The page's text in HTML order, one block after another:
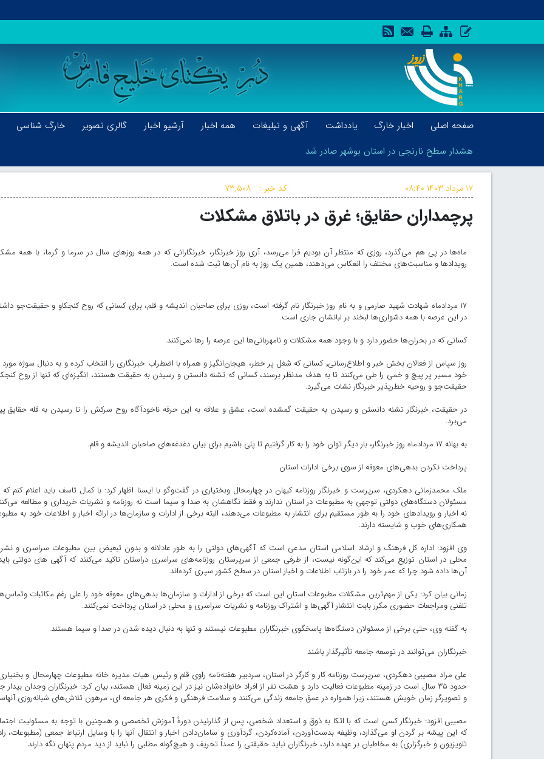
صفحه اصلی اخبار خارگ یادداشت آگهی و تبلیغات همه اخبار آرشیو اخبار گالری تصویر خارگ شناسی
هشدار سطح نارنجی در استان بوشهر صادر شد
هشدار سطح نارنجی در استان بوشهر صادر شد
کد خبر : ۷۳,۵۰۸ ۱۷ مرداد ۱۴۰۳ ۰۸:۴۰
پرچمداران حقایق؛ غرق در باتلاق مشکلات
ماه‌ها در پی هم می‌گذرد، روزی که منتظر آن بودیم فرا می‌رسد، آری روز خبرنگار، خبرنگارانی که در همه روزهای سال در سرما و گرما، با همه
رویدادها و مناسبت‌های مختلف را انعکاس می‌دهند، همین یک روز به نام آن‌ها ثبت شده است.
۱۷ مردادماه شهادت شهید صارمی و به نام روز خبرنگار نام گرفته است، روزی برای صاحبان اندیشه و قلم، برای کسانی که روح کنجکاو و حقیقت‌جو
در این عرصه با همه دشواری‌ها لبخند بر لبانشان جاری است.
کسانی که در بحران‌ها حضور دارد و با وجود همه مشکلات و نامهربانی‌ها این عرصه را رها نمی‌کنند.
روز سپاس از فعالان بخش خبر و اطلاع‌رسانی٬ کسانی که شغل پر خطر، هیجان‌انگیز و همراه با اضطراب خبرنگاری را انتخاب کرده و به دنبال سوژه
خود مسیر پر پیچ و خمی را طی می‌کنند تا به هدف مدنظر برسند، کسانی که تشنه دانستن و رسیدن به حقیقت هستند، انگیزه‌ای که تنها از روح
حقیقت‌جو و روحیه خطرپذیر خبرنگار نشات می‌گیرد.
در حقیقت، خبرنگار تشنه دانستن و رسیدن به حقیقت گمشده است، عشق و علاقه به این حرفه ناخودآگاه روح سرکش را تا رسیدن به قله حقایق
می‌برد.
به بهانه ۱۷ مردادماه روز خبرنگار، بار دیگر توان خود را به کار گرفتیم تا پلی باشیم برای بیان دغدغه‌های صاحبان اندیشه و قلم.
پرداخت نکردن بدهی‌های معوقه از سوی برخی ادارات استان
ملک محمدزمانی دهکردی، سرپرست و خبرنگار روزنامه کیهان در چهارمحال وبختیاری در گفت‌وگو با ایسنا اظهار کرد: با کمال تاسف باید اعلام کنم که
مسئولان دستگاه‌های دولتی توجهی به مطبوعات در استان ندارند و فقط نگاهشان به صدا و سیما است نه روزنامه و نشریات خریداری و مطالعه
نه اخبار و رویدادهای خود را به طور مستقیم برای انتشار به مطبوعات می‌دهند، البته برخی از ادارات و سازمان‌ها در ارائه اخبار و اطلاعات خود به
همکاری‌های خوب و شایسته دارند.
وی افزود: اداره کل فرهنگ و ارشاد اسلامی استان مدعی است که آگهی‌های دولتی را به طور عادلانه و بدون تبعیض بین مطبوعات سراسری و
محلی در استان توزیع می‌کند که این‌گونه نیست، از طرفی جمعی از سرپرستان روزنامه‌های سراسری دراستان تاکید می‌کنند که آگهی های دولتی
آن‌ها داده شود چرا که عمر خود را در بازتاب اطلاعات و اخبار استان در سطح کشور سپری کرده‌اند.
زمانی بیان کرد: یکی از مهم‌ترین مشکلات مطبوعات استان این است که برخی از ادارات و سازمان‌ها بدهی‌های معوقه خود را علی رغم مکاتبات
تلفنی ومراجعات حضوری مکرر بابت انتشار آگهی‌ها و اشتراک روزنامه و نشریات سراسری و محلی در استان پرداخت نمی‌کنند.
به گفته وی، حتی برخی از مسئولان دستگاه‌ها پاسخگوی خبرنگاران مطبوعات نیستند و تنها به دنبال دیده شدن در صدا و سیما هستند.
خبرنگاران می‌توانند در توسعه جامعه تأثیرگذار باشند
علی مراد مصیبی دهکردی، سرپرست روزنامه کار و کارگر در استان، سردبیر هفته‌نامه راوی قلم و رئیس هیات مدیره خانه مطبوعات چهارمحال و
حدود ۳۵ سال است در زمینه مطبوعات فعالیت دارد و هشت نفر از افراد خانواده‌شان نیز در این زمینه فعال هستند، بیان کرد: خبرنگاران وجدان بیدار
و تصویرگر زمان خویش هستند، زیرا همواره در عمق جامعه زندگی می‌کنند و سلامت فرهنگی و فکری هر جامعه ای، مرهون تلاش‌های شبانه‌روزی
مصیبی افزود: خبرنگار کسی است که با اتکا به ذوق و استعداد شخصی، پس از گذارنیدن دورهٔ آموزش تخصصی و همچنین با توجه به مسئولیت
که این پیشه بر گردن او می‌گذارد، وظیفه بدست‌آوردن، آماده‌کردن، گردآوری و سامان‌دادن اخبار و انتقال آنها را با وسایل ارتباط جمعی (مطبوعات،
تلویزیون و خبرگزاری) به مخاطبان بر عهده دارد، خبرنگاران نباید حقیقتی را عمداً تحریف و هیچ‌گونه مطلبی را نباید از دید مردم پنهان نگه دارند.